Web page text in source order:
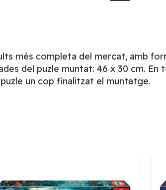
més completa del mercat, amb
del puzle muntat: 46 x 30 cm.
un cop finalitzat el muntatge.